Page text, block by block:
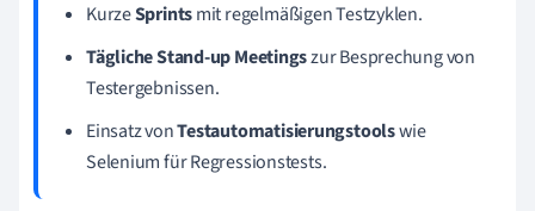
KurzeSprintsmit regelmäßigen Testzyklen.
Tägliche Stand-up Meetingszur Besprechung von
Testergebnissen.
Einsatz vonTestautomatisierungstoolswie
Selenium für Regressionstests.